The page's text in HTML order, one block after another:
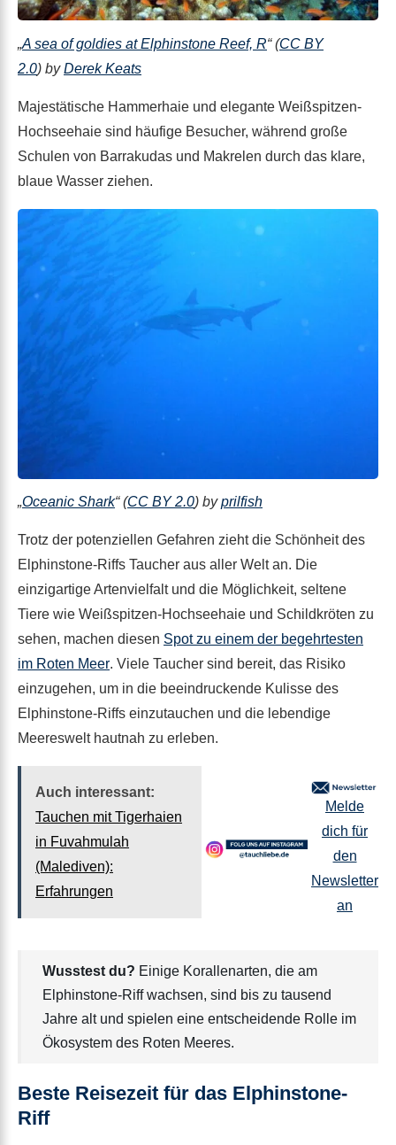
„A sea of goldies at Elphinstone Reef, R“ (CC BY
2.0) byDerek Keats
Majestätische Hammerhaie und elegante Weißspitzen-
Hochseehaie sind häufige Besucher, während große
Schulen von Barrakudas und Makrelen durch das klare,
blaue Wasser ziehen.
„Oceanic Shark“ (CC BY 2.0) byprilfish
Trotz der potenziellen Gefahren zieht die Schönheit des
Elphinstone-Riffs Taucher aus aller Welt an. Die
einzigartige Artenvielfalt und die Möglichkeit, seltene
Tiere wie Weißspitzen-Hochseehaie und Schildkröten zu
sehen, machen diesen Spot zu einem der begehrtesten
im Roten Meer. Viele Taucher sind bereit, das Risiko
einzugehen, um in die beeindruckende Kulisse des
Elphinstone-Riffs einzutauchen und die lebendige
Meereswelt hautnah zu erleben.
Auch interessant:
Tauchen mit Tigerhaien
in Fuvahmulah
(Malediven):
Erfahrungen
Melde
dich für
den
Newsletter
an
Wusstest du? Einige Korallenarten, die am
Elphinstone-Riff wachsen, sind bis zu tausend
Jahre alt und spielen eine entscheidende Rolle im
Ökosystem des Roten Meeres.
Beste Reisezeit für das Elphinstone-
Riff